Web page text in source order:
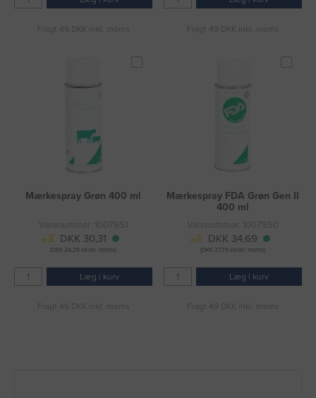
Fragt 49 DKK inkl. moms Fragt 49 DKK inkl. moms
Mærkespray Grøn 400 ml
Varenummer: 1007951
DKK 30,31
(DKK 24,25 ekskl. moms)
Læg i kurv
Fragt 49 DKK inkl. moms
Mærkespray FDA Grøn Gen II
400 ml
Varenummer: 1007950
DKK 34,69
(DKK 27,75 ekskl. moms)
Læg i kurv
Fragt 49 DKK inkl. moms